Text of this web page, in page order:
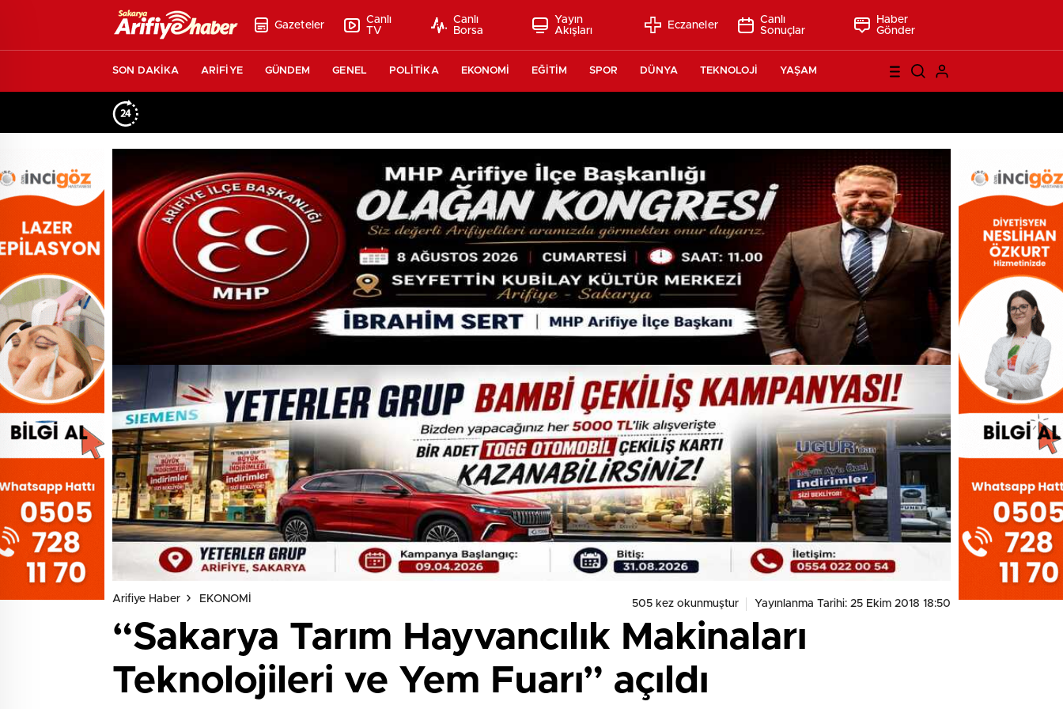
Gazeteler
Canlı
TV
Canlı
Borsa
Yayın
Akışları
Eczaneler
Canlı
Sonuçlar
Haber
Gönder
SON DAKİKA ARİFİYE GÜNDEM GENEL POLİTİKA EKONOMİ EĞİTİM SPOR DÜNYA TEKNOLOJİ YAŞAM
Arifiye Haber EKONOMİ 505 kez okunmuştur Yayınlanma Tarihi: 25 Ekim 2018 18:50
“Sakarya Tarım Hayvancılık Makinaları
Teknolojileri ve Yem Fuarı” açıldı